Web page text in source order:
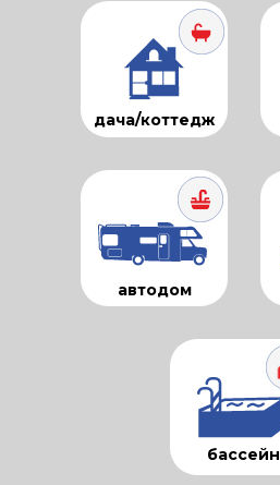
дача/коттедж
автодом
бассейн